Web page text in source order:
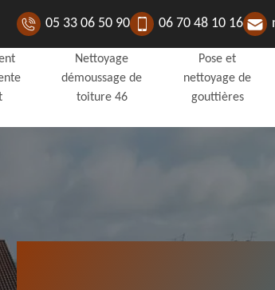
05 33 06 50 90 06 70 48 10 16
Nettoyage
démoussage de
toiture 46
Pose et
nettoyage de
gouttières